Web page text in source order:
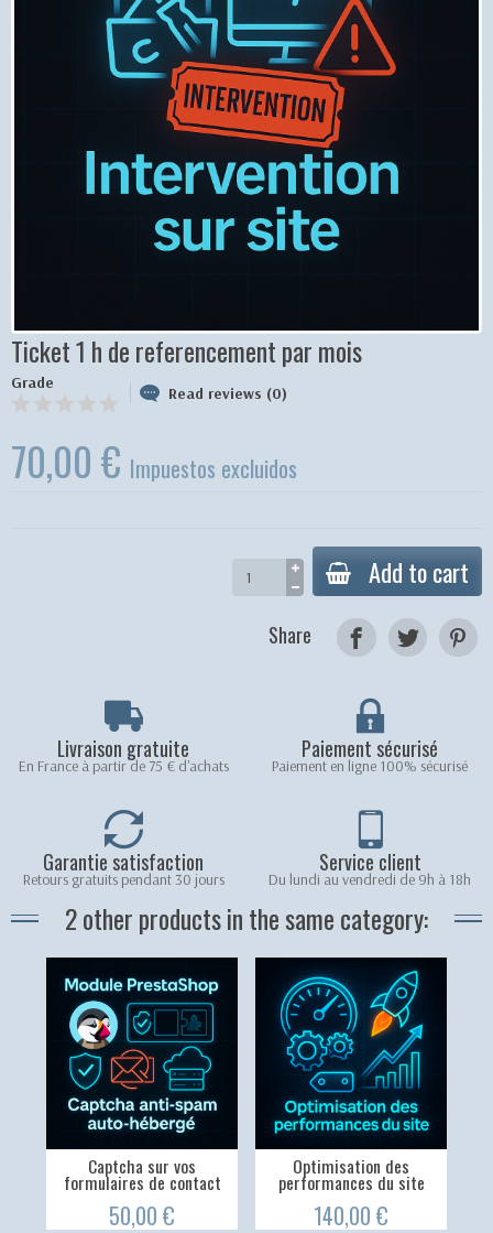
Ticket 1 h de referencement par mois
Grade
Read reviews (0)
70,00 € Impuestos excluidos
Add to cart
Share
Livraison gratuite
En France à partir de 75 € d'achats
Paiement sécurisé
Paiement en ligne 100% sécurisé
Garantie satisfaction
Retours gratuits pendant 30 jours
Service client
Du lundi au vendredi de 9h à 18h
2 other products in the same category:
Captcha sur vos
formulaires de contact
50,00 €
Optimisation des
performances du site
140,00 €